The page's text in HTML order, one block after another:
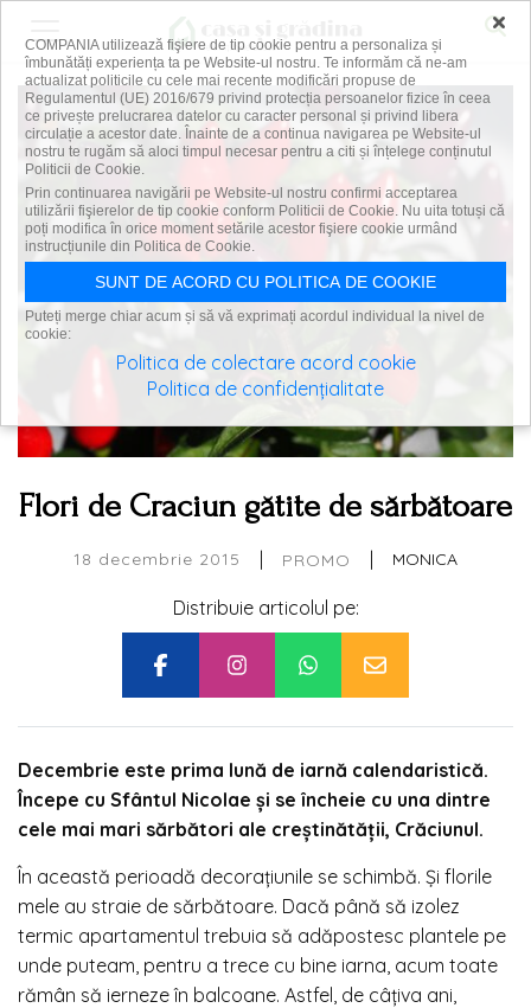
Flori de Craciun gătite de sărbătoare
18 decembrie 2015 | PROMO | MONICA
Distribuie articolul pe:
Decembrie este prima lună de iarnă calendaristică.
Începe cu Sfântul Nicolae și se încheie cu una dintre
cele mai mari sărbători ale creștinătății, Crăciunul.
În această perioadă decorațiunile se schimbă. Și florile
mele au straie de sărbătoare. Dacă până să izolez
termic apartamentul trebuia să adăpostesc plantele pe
unde puteam, pentru a trece cu bine iarna, acum toate
rămân să ierneze în balcoane. Astfel, de câțiva ani,
×
COMPANIA utilizează fişiere de tip cookie pentru a personaliza și
îmbunătăți experiența ta pe Website-ul nostru. Te informăm că ne-am
actualizat politicile cu cele mai recente modificări propuse de
Regulamentul (UE) 2016/679 privind protecția persoanelor fizice în ceea
ce privește prelucrarea datelor cu caracter personal și privind libera
circulație a acestor date. Înainte de a continua navigarea pe Website-ul
nostru te rugăm să aloci timpul necesar pentru a citi și înțelege conținutul
Politicii de Cookie.
Prin continuarea navigării pe Website-ul nostru confirmi acceptarea
utilizării fişierelor de tip cookie conform Politicii de Cookie. Nu uita totuși că
poți modifica în orice moment setările acestor fişiere cookie urmând
instrucțiunile din Politica de Cookie.
SUNT DE ACORD CU POLITICA DE COOKIE
Puteți merge chiar acum și să vă exprimați acordul individual la nivel de
cookie:
Politica de colectare acord cookie
Politica de confidențialitate